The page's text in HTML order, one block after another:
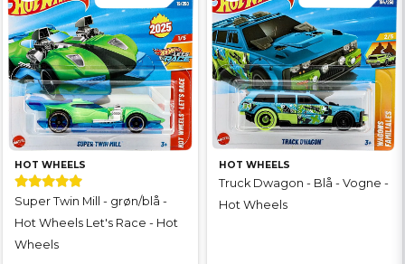
HOT WHEELS
Super Twin Mill - grøn/blå -
Hot Wheels Let's Race - Hot
Wheels
HOT WHEELS
Truck Dwagon - Blå - Vogne -
Hot Wheels